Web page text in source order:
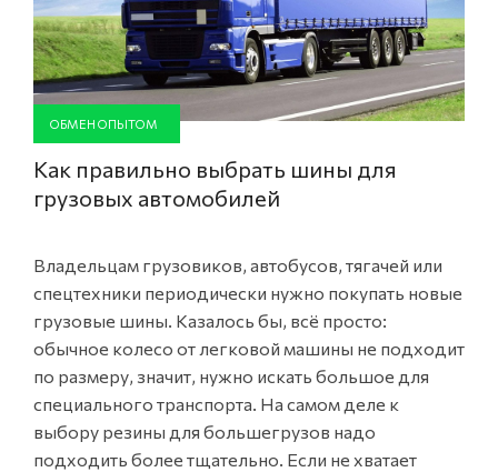
ОБМЕН ОПЫТОМ
Как правильно выбрать шины для
грузовых автомобилей
Владельцам грузовиков, автобусов, тягачей или
спецтехники периодически нужно покупать новые
грузовые шины. Казалось бы, всё просто:
обычное колесо от легковой машины не подходит
по размеру, значит, нужно искать большое для
специального транспорта. На самом деле к
выбору резины для большегрузов надо
подходить более тщательно. Если не хватает